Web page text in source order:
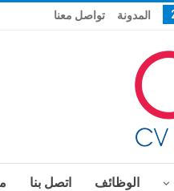
المدونة تواصل معنا
الوظائف اتصل بنا